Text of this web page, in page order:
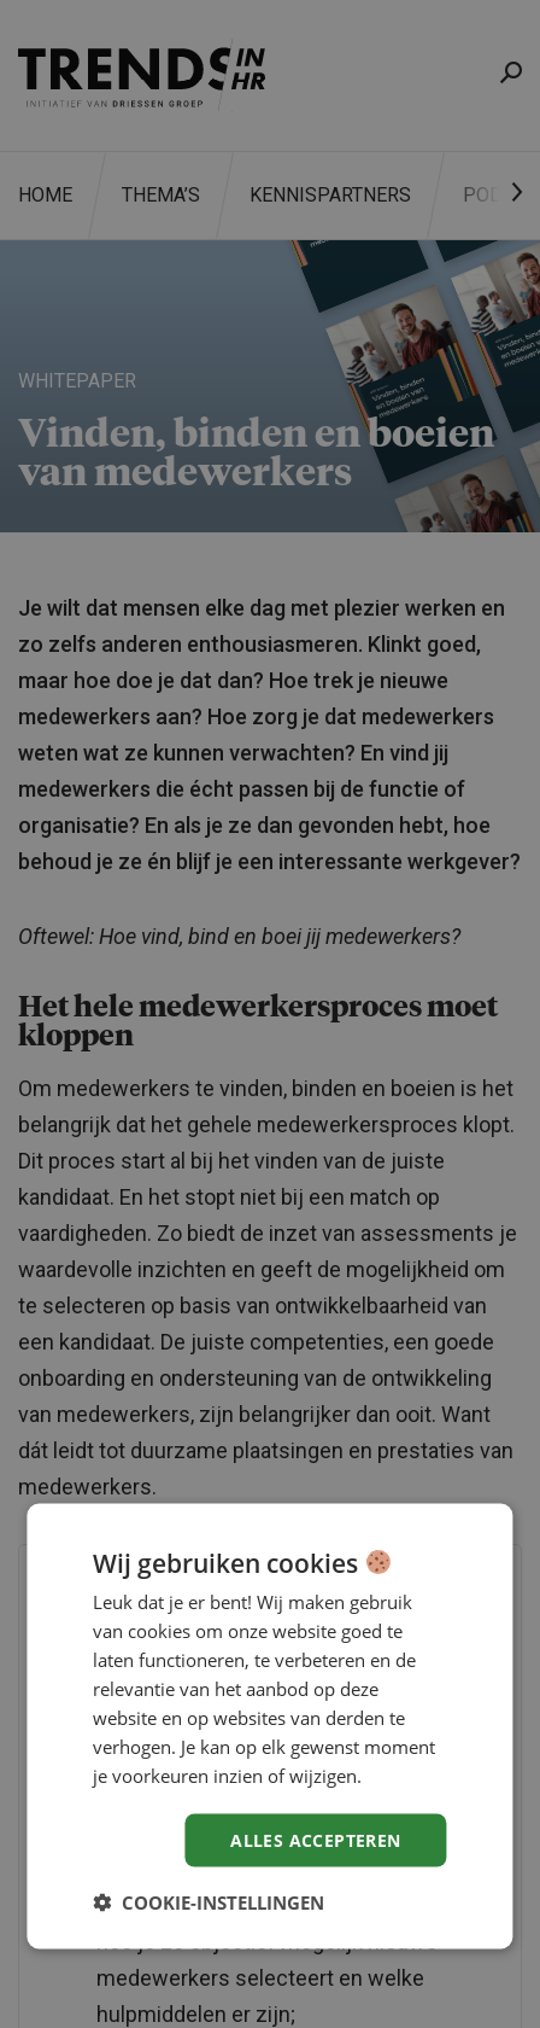
HOME THEMA’S KENNISPARTNERS
ZOEKEN
WHITEPAPER
Vinden, binden en boeien
van medewerkers
Je wilt dat mensen elke dag met plezier werken en
zo zelfs anderen enthousiasmeren. Klinkt goed,
maar hoe doe je dat dan? Hoe trek je nieuwe
medewerkers aan? Hoe zorg je dat medewerkers
weten wat ze kunnen verwachten? En vind jij
medewerkers die écht passen bij de functie of
organisatie? En als je ze dan gevonden hebt, hoe
behoud je ze én blijf je een interessante werkgever?
Oftewel: Hoe vind, bind en boei jij medewerkers?
Het hele medewerkersproces moet
kloppen
Om medewerkers te vinden, binden en boeien is het
belangrijk dat het gehele medewerkersproces klopt.
Dit proces start al bij het vinden van de juiste
kandidaat. En het stopt niet bij een match op
vaardigheden. Zo biedt de inzet van assessments je
waardevolle inzichten en geeft de mogelijkheid om
te selecteren op basis van ontwikkelbaarheid van
een kandidaat. De juiste competenties, een goede
onboarding en ondersteuning van de ontwikkeling
van medewerkers, zijn belangrijker dan ooit. Want
dát leidt tot duurzame plaatsingen en prestaties van
medewerkers.
Vraag kosteloos aan
Download deze whitepaper over het vinden,
binden en boeien van medewerkers bij onze
partner Jeij en krijg antwoord op:
werving- en selectieproces organiseert,
om de zogenaamde ‘bad hire’ te
voorkomen;
medewerkers selecteert en welke
hulpmiddelen er zijn;
Wij gebruiken cookies
Leuk dat je er bent! Wij maken gebruik
van cookies om onze website goed te
laten functioneren, te verbeteren en de
relevantie van het aanbod op deze
website en op websites van derden te
verhogen. Je kan op elk gewenst moment
je voorkeuren inzien of wijzigen.
ALLES ACCEPTEREN
COOKIE-INSTELLINGEN